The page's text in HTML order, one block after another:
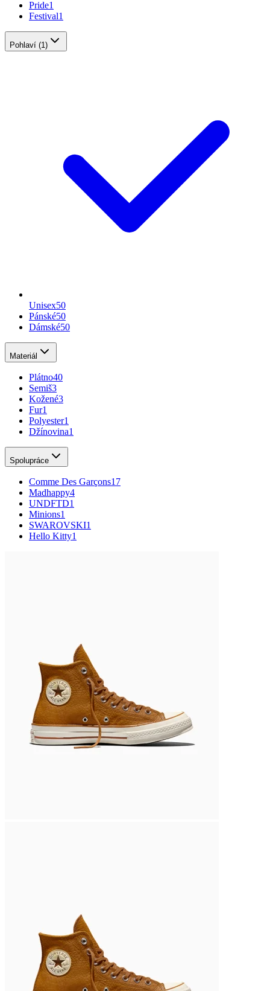
Pride1
Festival1
Pohlaví (1)
Unisex50
Pánské50
Dámské50
Materiál
Plátno40
Semiš3
Kožené3
Fur1
Polyester1
Džínovina1
Spolupráce
Comme Des Garçons17
Madhappy4
UNDFTD1
Minions1
SWAROVSKI1
Hello Kitty1